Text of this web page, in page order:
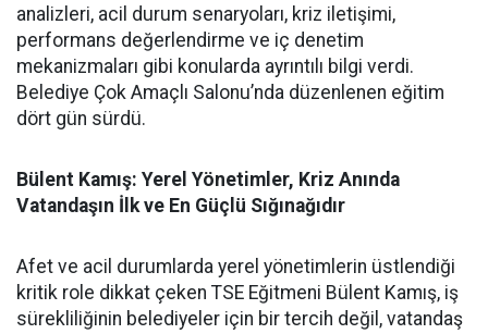
analizleri, acil durum senaryoları, kriz iletişimi,
performans değerlendirme ve iç denetim
mekanizmaları gibi konularda ayrıntılı bilgi verdi.
Belediye Çok Amaçlı Salonu’nda düzenlenen eğitim
dört gün sürdü.
Bülent Kamış: Yerel Yönetimler, Kriz Anında
Vatandaşın İlk ve En Güçlü Sığınağıdır
Afet ve acil durumlarda yerel yönetimlerin üstlendiği
kritik role dikkat çeken TSE Eğitmeni Bülent Kamış, iş
sürekliliğinin belediyeler için bir tercih değil, vatandaş